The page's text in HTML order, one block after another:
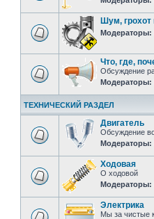
Шум, грохот
Модераторы:
Что, где,
Обсуждение
Модераторы:
ТЕХНИЧЕСКИЙ РАЗДЕЛ
Двигатель
Обсуждение
Модераторы:
Ходовая
О ходовой
Модераторы:
Электрика
Мы за чистые